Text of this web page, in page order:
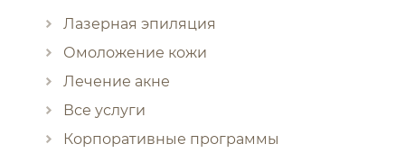
Лазерная эпиляция
Омоложение кожи
Лечение акне
Все услуги
Корпоративные программы